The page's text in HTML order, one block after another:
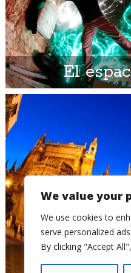
We value your
We use cookies to
serve personalized
By clicking "Accept
El